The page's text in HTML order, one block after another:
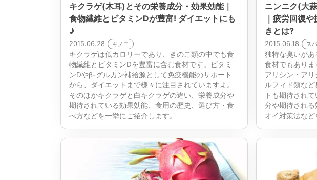
キクラゲ(木耳)とその栄養成分・効果効能｜
食物繊維とビタミンDが豊富! ダイエットにも
♪
2015.06.28 キノコ
キクラゲは低カロリーであり、きのこ類の中でも食
物繊維とビタミンDを豊富に含む食材です。ビタミ
ンDやβ-グルカン補給源として免疫機能のサポート
から、ダイエットまで様々に注目されていますよ。
そのほかキクラゲと白キクラゲの違い、栄養成分や
期待されている効果効能、食用の歴史、選び方・食
べ方などを一挙にご紹介します。
ニンニク(大
｜疲労回復
きとは?
2015.06.18 ス
独特な臭いが
食材でもあり
アリシン・ア
ルフィド類な
トも期待され
分や期待される
オイ対策法など